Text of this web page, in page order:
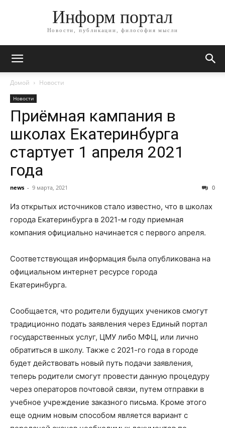
Информ портал
Новости, публикации, философия мысли
Домой Новости
Новости
Приёмная кампания в
школах Екатеринбурга
стартует 1 апреля 2021
года
news - 9 марта, 2021 0
Из открытых источников стало известно, что в школах
города Екатеринбурга в 2021-м году приемная
компания официально начинается с первого апреля.
Соответствующая информация была опубликована на
официальном интернет ресурсе города
Екатеринбурга.
Сообщается, что родители будущих учеников смогут
традиционно подать заявления через Единый портал
государственных услуг, ЦМУ либо МФЦ, или лично
обратиться в школу. Также с 2021-го года в городе
будет действовать новый путь подачи заявления,
теперь родители смогут провести данную процедуру
через операторов почтовой связи, путем отправки в
учебное учреждение заказного письма. Кроме этого
еще одним новым способом является вариант с